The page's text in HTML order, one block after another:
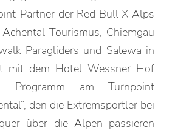
Partner der Red Bull X-Alps
Tourismus, Chiemgau
Paragliders und Salewa in
mit dem Hotel Wessner Hof
Programm am Turnpoint
den die Extremsportler bei
über die Alpen passieren